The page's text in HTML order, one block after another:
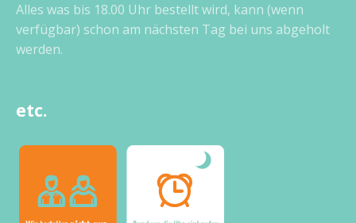
Alles was bis 18.00 Uhr bestellt wird, kann (wenn
verfügbar) schon am nächsten Tag bei uns abgeholt
werden.
etc.